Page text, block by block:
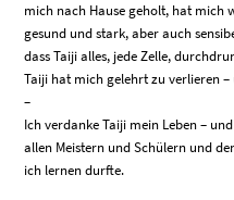
mich nach Hause geholt, hat mich
gesund und stark, aber auch
dass Taiji alles, jede Zelle,
Taiji hat mich gelehrt zu verlieren
–
Ich verdanke Taiji mein Leben –
allen Meistern und Schülern und
ich lernen durfte.